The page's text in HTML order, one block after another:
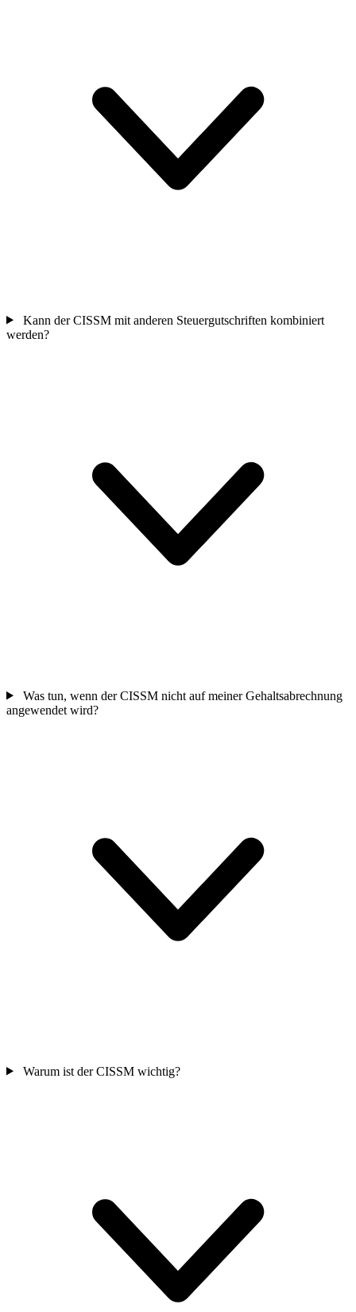
Kann der CISSM mit anderen Steuergutschriften kombiniert
werden?
Was tun, wenn der CISSM nicht auf meiner Gehaltsabrechnung
angewendet wird?
Warum ist der CISSM wichtig?